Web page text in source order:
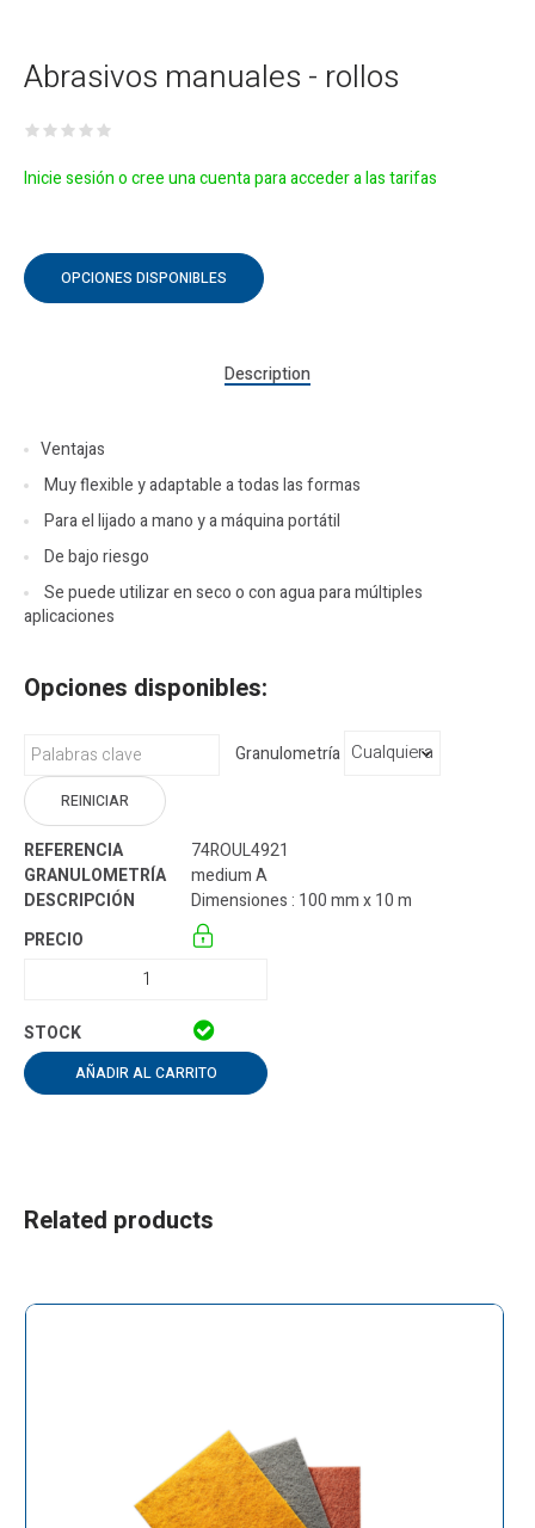
Abrasivos manuales - rollos
Inicie sesión o cree una cuenta para acceder a las tarifas
OPCIONES DISPONIBLES
Description
Ventajas
Muy flexible y adaptable a todas las formas
Para el lijado a mano y a máquina portátil
De bajo riesgo
Se puede utilizar en seco o con agua para múltiples
aplicaciones
Opciones disponibles:
Granulometría
REINICIAR
74ROUL4921
medium A
Dimensiones : 100 mm x 10 m
AÑADIR AL CARRITO
Related products